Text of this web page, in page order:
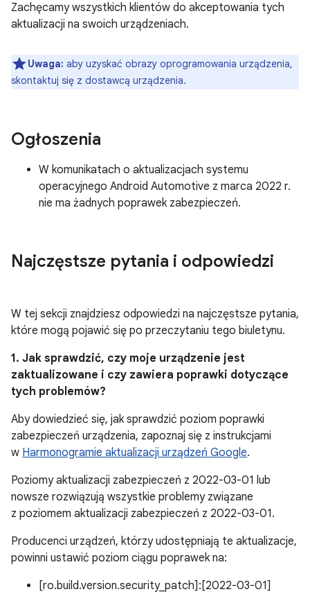
Zachęcamy wszystkich klientów do akceptowania tych
aktualizacji na swoich urządzeniach.
Uwaga: aby uzyskać obrazy oprogramowania urządzenia,
skontaktuj się z dostawcą urządzenia.
Ogłoszenia
W komunikatach o aktualizacjach systemu
operacyjnego Android Automotive z marca 2022 r.
nie ma żadnych poprawek zabezpieczeń.
Najczęstsze pytania i odpowiedzi
W tej sekcji znajdziesz odpowiedzi na najczęstsze pytania,
które mogą pojawić się po przeczytaniu tego biuletynu.
1. Jak sprawdzić, czy moje urządzenie jest
zaktualizowane i czy zawiera poprawki dotyczące
tych problemów?
Aby dowiedzieć się, jak sprawdzić poziom poprawki
zabezpieczeń urządzenia, zapoznaj się z instrukcjami
w Harmonogramie aktualizacji urządzeń Google.
Poziomy aktualizacji zabezpieczeń z 2022-03-01 lub
nowsze rozwiązują wszystkie problemy związane
z poziomem aktualizacji zabezpieczeń z 2022-03-01.
Producenci urządzeń, którzy udostępniają te aktualizacje,
powinni ustawić poziom ciągu poprawek na:
[ro.build.version.security_patch]:[2022-03-01]